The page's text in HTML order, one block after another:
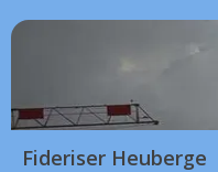
Fideriser Heuberge